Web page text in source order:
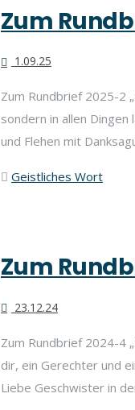
Zum
1.09.25
Zum Rundbrief 2025-2
sondern in allen
und Flehen mit
Geistliches Wort
Zum
23.12.24
Zum Rundbrief 2024-4
dir, ein Gerechter und
Liebe Geschwister in